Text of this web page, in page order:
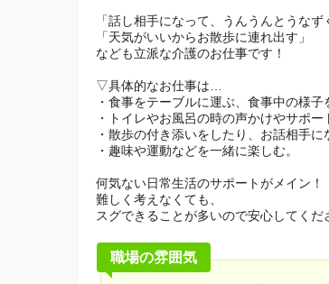
「話し相手になって、うんうんとうなず
「天気がいいからお散歩に連れ出す」
なども立派な介護のお仕事です！
▽具体的なお仕事は…
・食事をテーブルに運ぶ、食事中の様子
・トイレやお風呂の時の声かけやサポー
・散歩の付き添いをしたり、お話相手に
・趣味や運動などを一緒に楽しむ。
何気ない日常生活のサポートがメイン！
難しく考えなくても、
スグできることが多いので安心してくだ
職場の雰囲気